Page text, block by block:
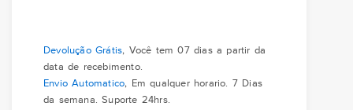
Devolução Grátis, Você tem 07 dias a partir da
data de recebimento.
Envio Automatico, Em qualquer horario. 7 Dias
da semana. Suporte 24hrs.